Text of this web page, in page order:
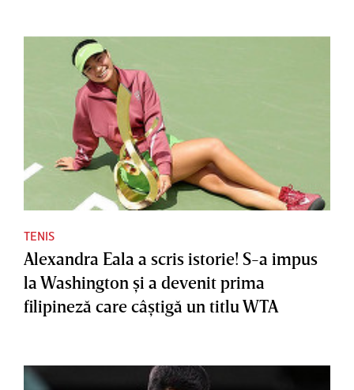
TENIS
Alexandra Eala a scris istorie! S-a impus
la Washington şi a devenit prima
filipineză care câştigă un titlu WTA